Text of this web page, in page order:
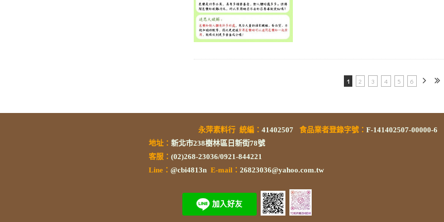
1 2 3 4 5 6
永萍素料行 統編 ： 41402507 食品業者登錄字號 ： F-141402507-00000-6
地址： 新北市238樹林區日新街78號
客服： (02)268-23036/0921-844221
Line： @cbi4813n E-mail： 26823036@yahoo.com.tw